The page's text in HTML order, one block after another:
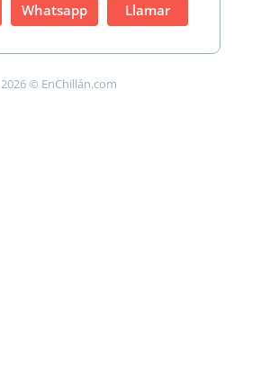
Whatsapp Llamar
2026 © EnChillán.com